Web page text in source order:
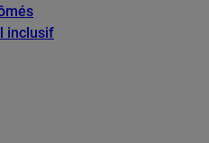
inclusif